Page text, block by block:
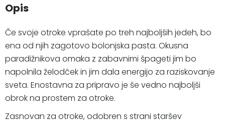
Opis
Če svoje otroke vprašate po treh najboljših jedeh, bo
ena od njih zagotovo bolonjska pasta. Okusna
paradižnikova omaka z zabavnimi špageti jim bo
napolnila želodček in jim dala energijo za raziskovanje
sveta. Enostavna za pripravo je še vedno najboljši
obrok na prostem za otroke.
Zasnovan za otroke, odobren s strani staršev